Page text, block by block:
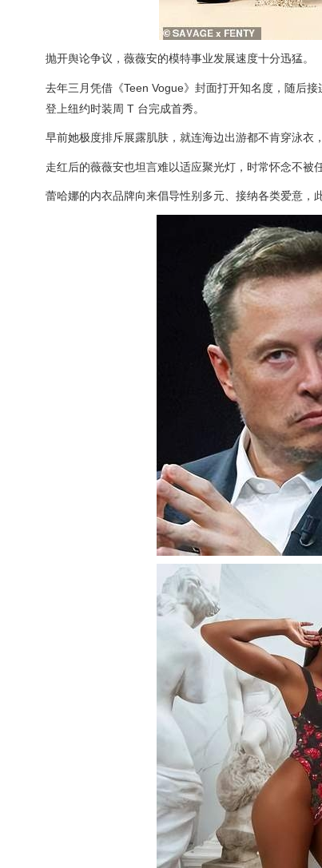
抛开舆论争议，薇薇安的模特事业发展速度十分迅猛。
去年三月凭借《Teen Vogue》封面打开知名度，随后
登上纽约时装周 T 台完成首秀。
早前她极度排斥展露肌肤，就连海边出游都不肯穿泳衣
走红后的薇薇安也坦言难以适应聚光灯，时常怀念不被
蕾哈娜的内衣品牌向来倡导性别多元、接纳各类爱意，